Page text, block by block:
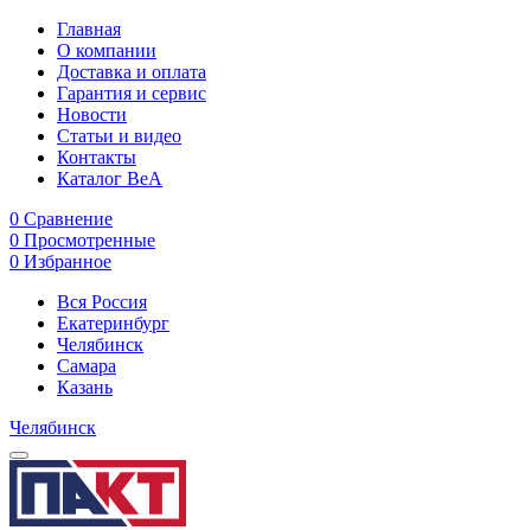
Главная
О компании
Доставка и оплата
Гарантия и сервис
Новости
Статьи и видео
Контакты
Каталог BeA
0 Сравнение
0 Просмотренные
0 Избранное
Вся Россия
Екатеринбург
Челябинск
Самара
Казань
Челябинск